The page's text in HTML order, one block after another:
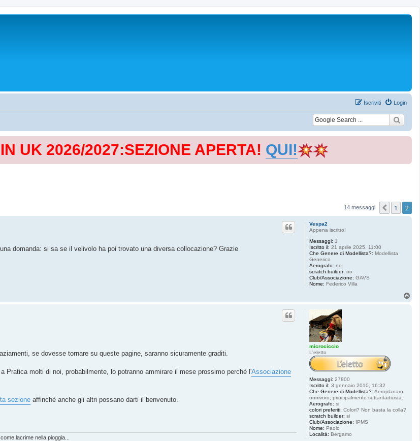
Login
Iscriviti
UK 2026/2027:SEZIONE APERTA! QUI!
14 messaggi 1 2
Vespa2
Appena iscritto!
Messaggi: 1
Iscritto il: 21 aprile 2025, 11:00
Che Genere di Modellista?: Modellista
Generico
Aerografo: no
scratch builder: no
Club/Associazione: GAVS
Nome: Federico Villa
domanda: si sa se il velivolo ha poi trovato una diversa collocazione? Grazie
microciccio
L'eletto
Messaggi: 27800
Iscritto il: 3 gennaio 2010, 16:32
Che Genere di Modellista?: Aeroplanaro
onnivoro; principalmente settantaduista.
Aerografo: si
colori preferiti: Colori? Non basta la colla?
scratch builder: si
Club/Associazione: IPMS
Nome: Paolo
Località: Bergamo
se dovesse tornare su queste pagine, saranno sicuramente graditi.
Pratica molti di noi, probabilmente, lo potranno ammirare il mese prossimo perché l'Associazione
sezione affinché anche gli altri possano darti il benvenuto.
lacrime nella pioggia...